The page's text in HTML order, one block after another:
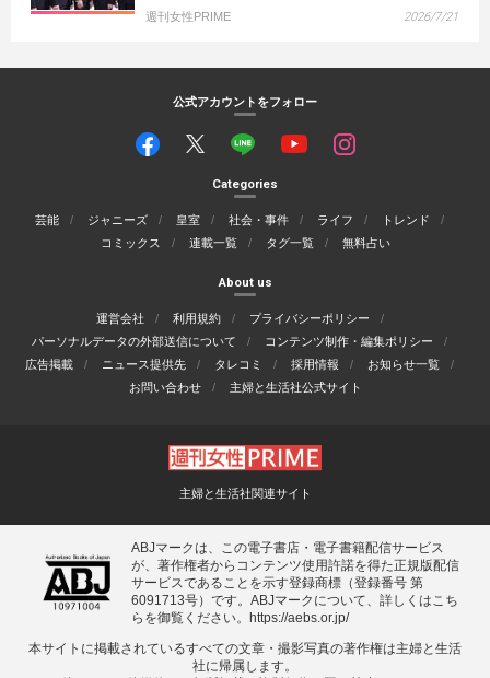
週刊女性PRIME 2026/7/21
公式アカウントをフォロー
Categories
芸能 ジャニーズ 皇室 社会・事件 ライフ
トレンド
コミックス
連載一覧 タグ一覧 無料占い
About us
運営会社 利用規約
プライバシーポリシー
パーソナルデータの外部送信について
コンテンツ制作・編集ポリシー
広告掲載
ニュース提供先 タレコミ 採用情報
お知らせ一覧
お問い合わせ
主婦と生活社公式サイト
主婦と生活社関連サイト
ABJマークは、この電子書店・電子書籍配信サービス
が、著作権者からコンテンツ使用許諾を得た正規版配信
サービスであることを示す登録商標（登録番号 第
6091713号）です。ABJマークについて、詳しくはこち
らを御覧ください。 https://aebs.or.jp/
本サイトに掲載されているすべての⽂章・撮影写真の著作権は主婦と⽣活
社に帰属します。